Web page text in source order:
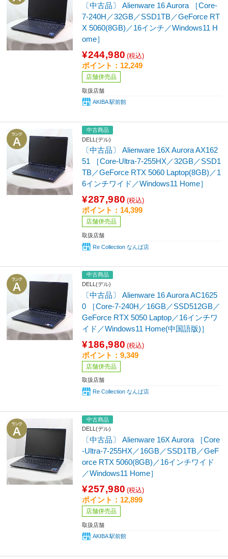
〔中古品〕 Alienware 16 Aurora ［Core-
7-240H／32GB／SSD1TB／GeForce RT
X 5060(8GB)／16インチ／Windows11 H
ome］
¥244,980 (税込)
ポイント：12,249
店舗併売品
取扱店舗
AKIBA 駅前館
中古商品
DELL(デル)
〔中古品〕 Alienware 16X Aurora AX162
51 ［Core-Ultra-7-255HX／32GB／SSD1
TB／GeForce RTX 5060 Laptop(8GB)／1
6インチワイド／Windows11 Home］
¥287,980 (税込)
ポイント：14,399
店舗併売品
取扱店舗
Re Collection なんば店
中古商品
DELL(デル)
〔中古品〕 Alienware 16 Aurora AC1625
0 ［Core-7-240H／16GB／SSD512GB／
GeForce RTX 5050 Laptop／16インチワ
イド／Windows11 Home(中国語版)］
¥186,980 (税込)
ポイント：9,349
店舗併売品
取扱店舗
Re Collection なんば店
中古商品
DELL(デル)
〔中古品〕 Alienware 16X Aurora ［Core
-Ultra-7-255HX／16GB／SSD1TB／GeF
orce RTX 5060(8GB)／16インチワイド
／Windows11 Home］
¥257,980 (税込)
ポイント：12,899
店舗併売品
取扱店舗
AKIBA 駅前館